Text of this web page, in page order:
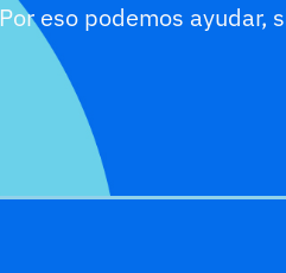
Por eso podemos ayudar,